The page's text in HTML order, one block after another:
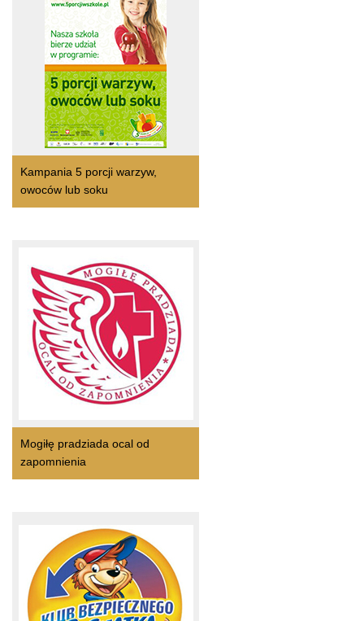
Kampania 5 porcji warzyw,
owoców lub soku
Mogiłę pradziada ocal od
zapomnienia